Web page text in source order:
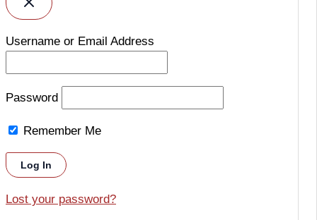
Username or Email Address
Password
Remember Me
Lost your password?